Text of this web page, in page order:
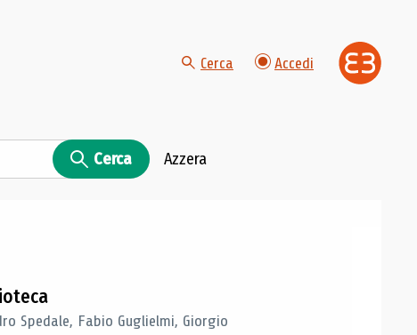
Cerca Accedi
Cerca Azzera
Spedale, Fabio Guglielmi, Giorgio